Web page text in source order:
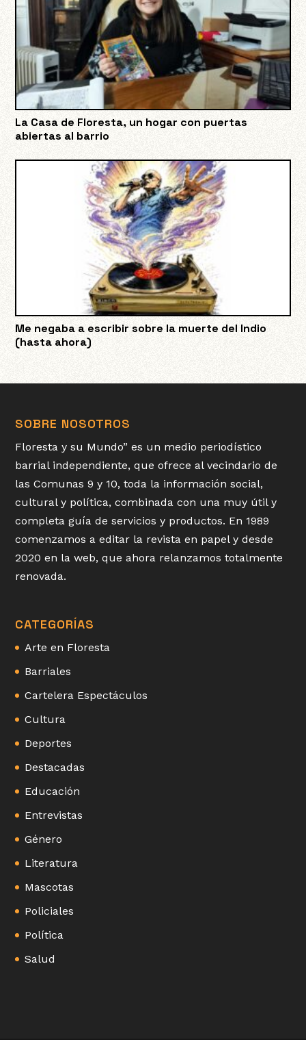
La Casa de Floresta, un hogar con puertas
abiertas al barrio
Me negaba a escribir sobre la muerte del Indio
(hasta ahora)
SOBRE NOSOTROS
Floresta y su Mundo” es un medio periodístico
barrial independiente, que ofrece al vecindario de
las Comunas 9 y 10, toda la información social,
cultural y política, combinada con una muy útil y
completa guía de servicios y productos. En 1989
comenzamos a editar la revista en papel y desde
2020 en la web, que ahora relanzamos totalmente
renovada.
CATEGORÍAS
Arte en Floresta
Barriales
Cartelera Espectáculos
Cultura
Deportes
Destacadas
Educación
Entrevistas
Género
Literatura
Mascotas
Policiales
Política
Salud